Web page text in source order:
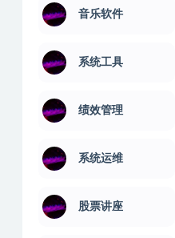
音乐软件
系统工具
绩效管理
系统运维
股票讲座